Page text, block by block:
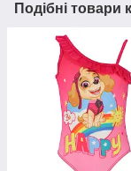
Подібні товари